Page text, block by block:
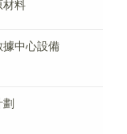
材料
據中心設備